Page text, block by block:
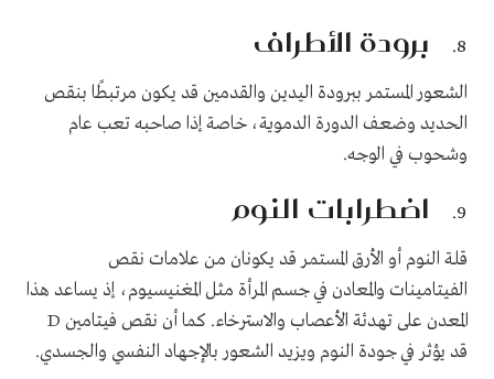
برودة الأطراف
الشعور المستمر ببرودة اليدين والقدمين قد يكون مرتبطًا بنقص
الحديد وضعف الدورة الدموية، خاصة إذا صاحبه تعب عام
وشحوب في الوجه.
اضطرابات النوم
قلة النوم أو الأرق المستمر قد يكونان من علامات نقص
الفيتامينات والمعادن في جسم المرأة مثل المغنيسيوم، إذ يساعد هذا
المعدن على تهدئة الأعصاب والاسترخاء. كما أن نقص فيتامين D
قد يؤثر في جودة النوم ويزيد الشعور بالإجهاد النفسي والجسدي.